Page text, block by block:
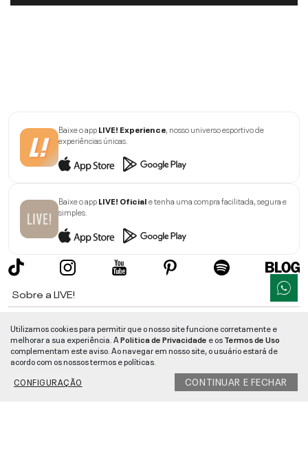
Baixe o appLIVE! Experience, nosso universo esportivo de
experiências únicas.
Baixe o appLIVE! Oficiale tenha uma compra facilitada, segura e
simples.
Sobre a LIVE!
Informações
Utilizamos cookies para permitir que o nosso site funcione corretamente e
melhorar a sua experiência. APolitica de Privacidade e osTermos de Uso
complementam este aviso. Ao navegar em nosso site, o usuário estará de
acordo com os nossos termos e políticas.
CONFIGURAÇÃO
CONTINUAR E FECHAR